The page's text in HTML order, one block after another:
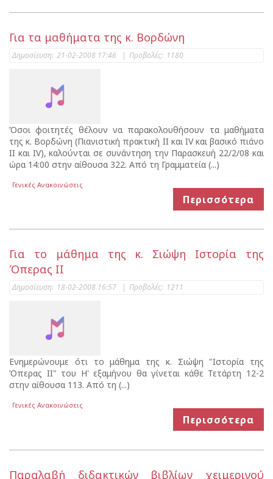
Για τα μαθήματα της κ. Βορδώνη
Δημοσίευση: 21-02-2008 17:46 | Προβολές: 1180
Όσοι φοιτητές θέλουν να παρακολουθήσουν τα μαθήματα
της κ. Βορδώνη (Πιανιστική πρακτική ΙΙ και IV και βασικό πιάνο
ΙΙ και IV), καλούνται σε συνάντηση την Παρασκευή 22/2/08 και
ώρα 14:00 στην αίθουσα 322. Από τη Γραμματεία (...)
Γενικές Ανακοινώσεις
Περισσότερα
Για το μάθημα της κ. Σιώψη Ιστορία της
Όπερας ΙΙ
Δημοσίευση: 18-02-2008 16:57 | Προβολές: 1211
Ενημερώνουμε ότι το μάθημα της κ. Σιώψη "Ιστορία της
Όπερας ΙΙ" του Η' εξαμήνου θα γίνεται κάθε Τετάρτη 12-2
στην αίθουσα 113. Από τη (...)
Γενικές Ανακοινώσεις
Περισσότερα
Παραλαβή διδακτικών βιβλίων χειμερινού